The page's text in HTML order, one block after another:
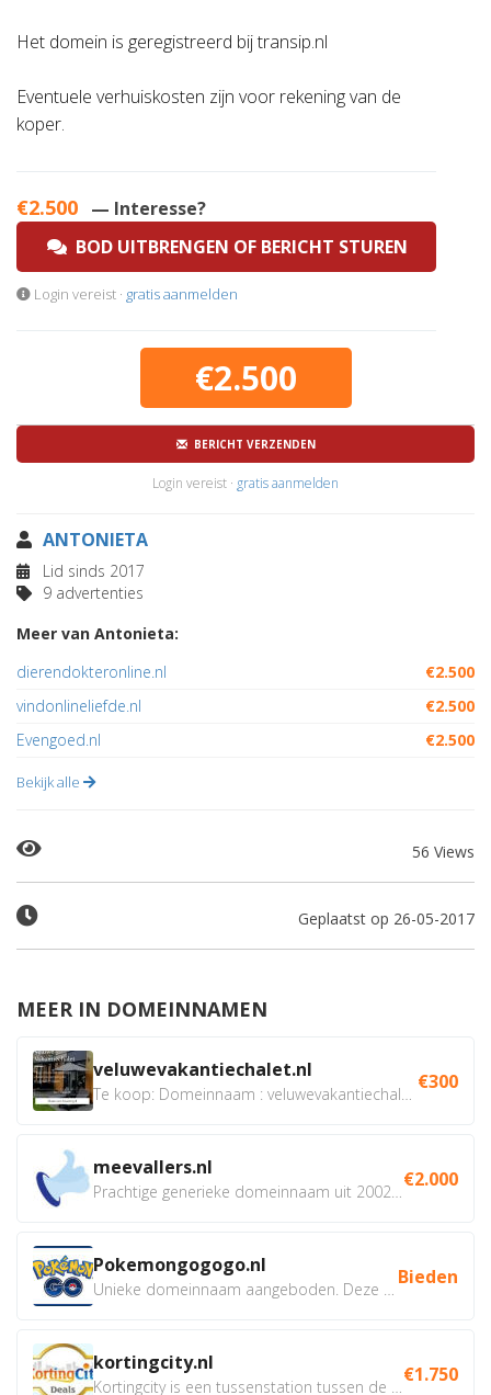
Het domein is geregistreerd bij transip.nl
Eventuele verhuiskosten zijn voor rekening van de
koper.
€2.500 — Interesse?
BOD UITBRENGEN OF BERICHT STUREN
Login vereist · gratis aanmelden
€2.500
BERICHT VERZENDEN
Login vereist · gratis aanmelden
ANTONIETA
Lid sinds 2017
9 advertenties
Meer van Antonieta:
dierendokteronline.nl
€2.500
vindonlineliefde.nl
€2.500
Evengoed.nl
€2.500
Bekijk alle
56 Views
Geplaatst op 26-05-2017
MEER IN DOMEINNAMEN
veluwevakantiechalet.nl €300
meevallers.nl €2.000
Pokemongogogo.nl Bieden
kortingcity.nl €1.750